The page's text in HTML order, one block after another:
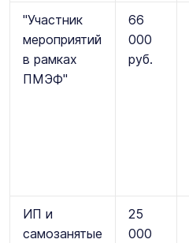
"Участник
мероприятий
в рамках
ПМЭФ"
66
000
руб.
ИП и
самозанятые
25
000